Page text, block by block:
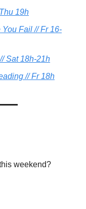
19h
Fail // Fr 16-
Sat 18h-21h
// Fr 18h
weekend?